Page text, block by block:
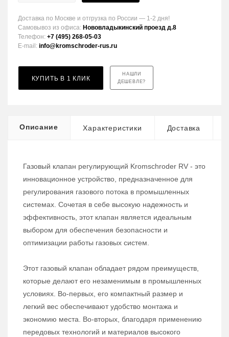
Доставка по Москве и отгрузка по России — 1-2 дня!
Самовывоз из офиса: Нововладыкинский проезд д.8
Телефон: +7 (495) 268-05-03
E-mail: info@kromschroder-rus.ru
КУПИТЬ В 1 КЛИК
НАШЛИ
ДЕШЕВЛЕ?
Описание Характеристики Доставка
Газовый клапан регулирующий Kromschroder RV - это
инновационное устройство, предназначенное для
регулирования газового потока в промышленных
системах. Сочетая в себе высокую надежность и
эффективность, этот клапан является идеальным
выбором для обеспечения безопасности и
оптимизации работы газовых систем.
Этот газовый клапан обладает рядом преимуществ,
которые делают его незаменимым в промышленных
условиях. Во-первых, его компактный размер и
легкий вес обеспечивают удобство монтажа и
экономию места. Во-вторых, благодаря применению
передовых технологий и материалов высокого